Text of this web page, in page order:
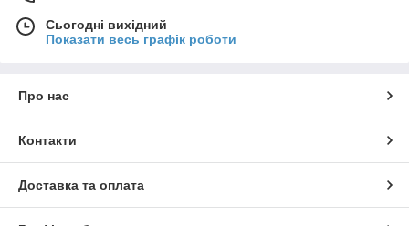
Сьогодні вихідний
Показати весь графік роботи
Про нас
Контакти
Доставка та оплата